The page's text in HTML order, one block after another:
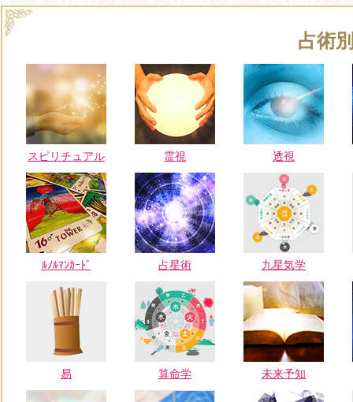
占術
スピリチュアル 霊視 透視
ﾙﾉﾙﾏﾝｶｰﾄﾞ 占星術 九星気学
易 算命学 未来予知